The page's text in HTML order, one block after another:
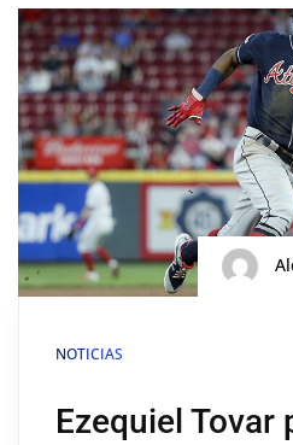
NOTICIAS
Ezequiel Tovar